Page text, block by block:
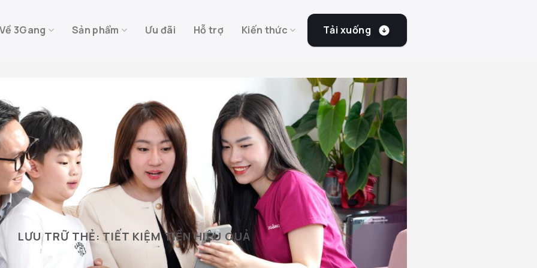
Về 3Gang Sản phẩm Ưu đãi Hỗ trợ Kiến thức Tải xuống
LƯU TRỮ THẺ:TIẾT KIỆM TIỀN HIỆU QUẢ